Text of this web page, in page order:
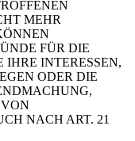
MEHR
FÜR DIE
INTERESSEN,
ODER DIE
NACH ART. 21